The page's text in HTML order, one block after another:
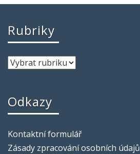
Rubriky
Odkazy
Kontaktní formulář
Zásady zpracování osobních údajů